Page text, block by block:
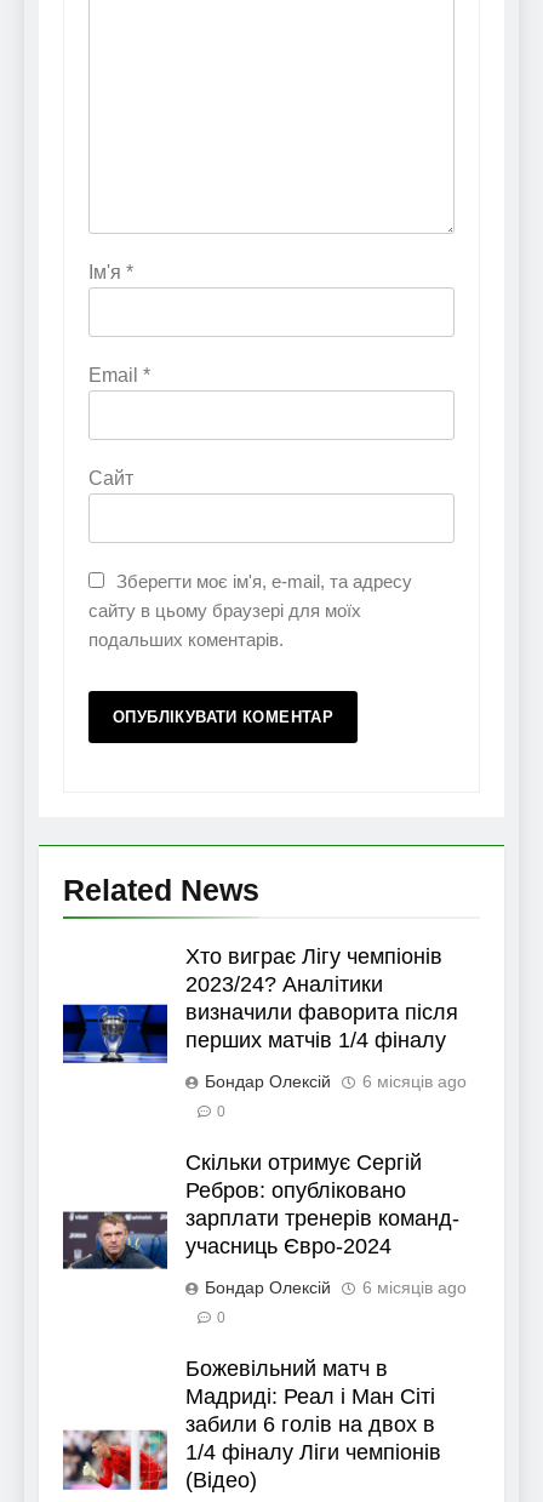
Ім'я *
Email *
Сайт
Зберегти моє ім'я, e-mail, та адресу
сайту в цьому браузері для моїх
подальших коментарів.
Related News
Хто виграє Лігу чемпіонів
2023/24? Аналітики
визначили фаворита після
перших матчів 1/4 фіналу
Бондар Олексій 6 місяців ago
0
Скільки отримує Сергій
Ребров: опубліковано
зарплати тренерів команд-
учасниць Євро-2024
Бондар Олексій 6 місяців ago
0
Божевільний матч в
Мадриді: Реал і Ман Сіті
забили 6 голів на двох в
1/4 фіналу Ліги чемпіонів
(Відео)